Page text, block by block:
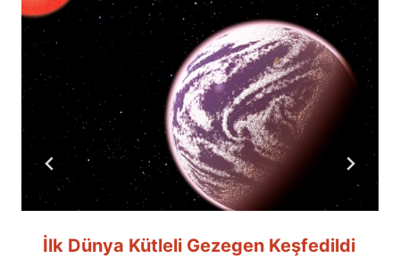
İlk Dünya Kütleli Gezegen Keşfedildi